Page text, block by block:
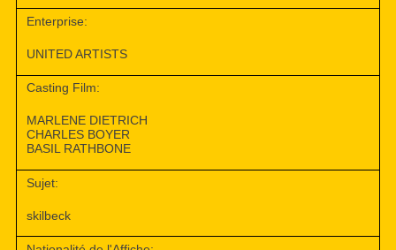
Enterprise:
UNITED ARTISTS
Casting Film:
MARLENE DIETRICH
CHARLES BOYER
BASIL RATHBONE
Sujet:
skilbeck